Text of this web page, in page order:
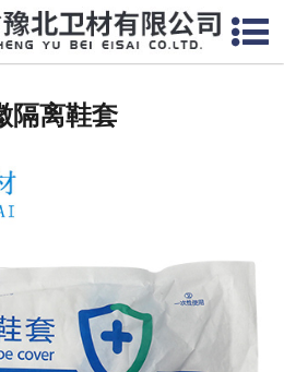
网站首页
安徽显影纱布
安徽医用口罩帽
隔离鞋套